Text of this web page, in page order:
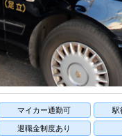
マイカー通勤可 駅
退職金制度あり